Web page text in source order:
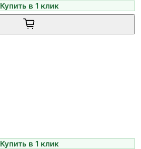
Купить в 1 клик
Купить в 1 клик